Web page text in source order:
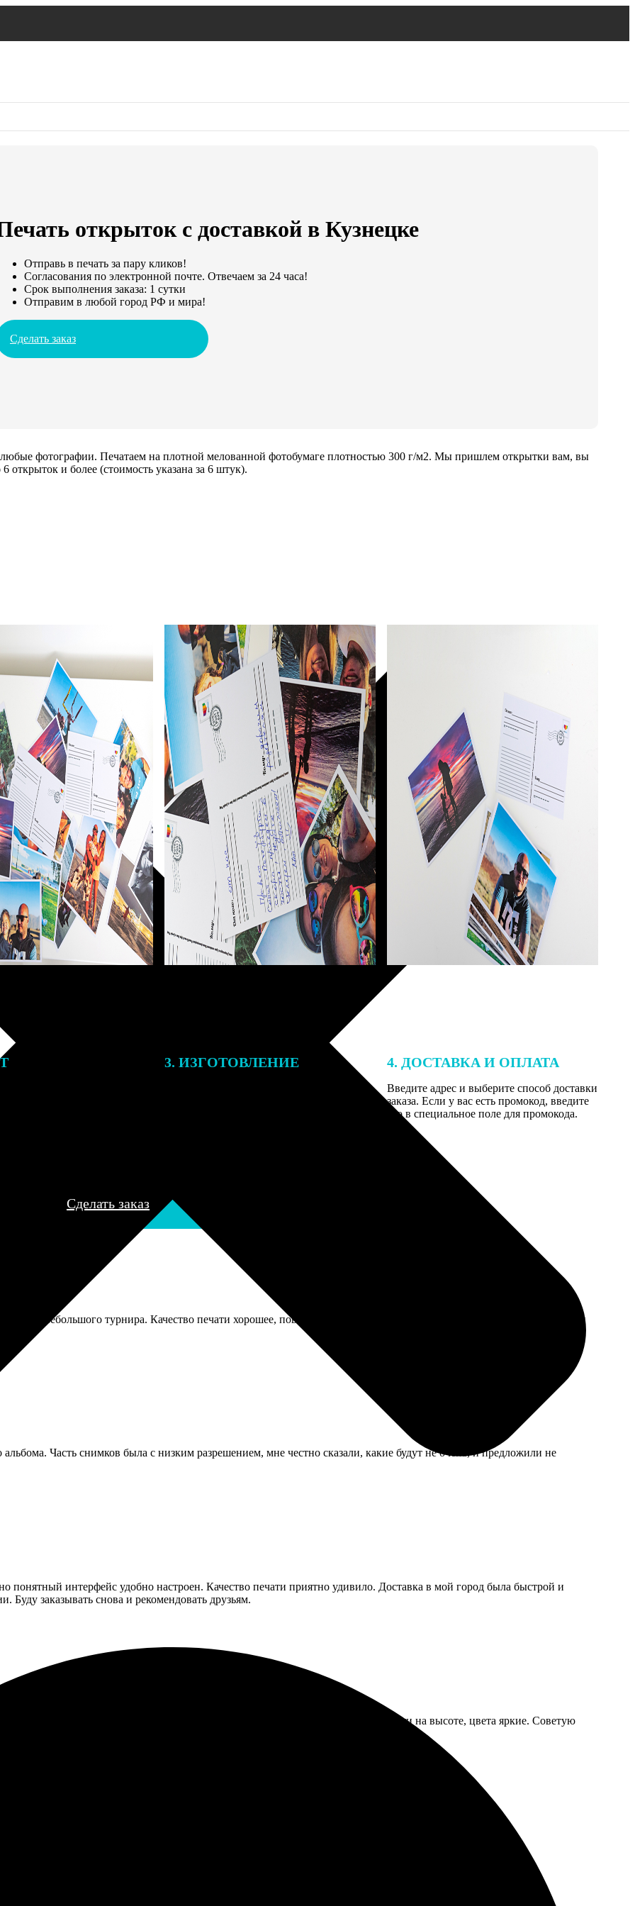
открыток с доставкой в Кузнецке
Отправь в печать за пару кликов!
Согласования по электронной почте. Отвечаем за 24 часа!
Срок выполнения заказа: 1 сутки
Отправим в любой город РФ и мира!
Сделать заказ
фотографии. Печатаем на плотной мелованной фотобумаге плотностью 300 г/м2. Мы пришлем открытки вам, вы
открыток и более (стоимость указана за 6 штук).
заказа к печати
могут связаться с Вами
телефону или email для
3. ИЗГОТОВЛЕНИЕ 4. ДОСТАВКА И ОПЛАТА
Введите адрес и выберите способ доставки
заказа. Если у вас есть промокод, введите
его в специальное поле для промокода.
Сделать заказ
для небольшого турнира. Качество печати хорошее, поверхность не скользит. Жаль, размеры нестандартные нельзя
альбома. Часть снимков была с низким разрешением, мне честно сказали, какие будут не очень, и предложили не
понятный интерфейс удобно настроен. Качество печати приятно удивило. Доставка в мой город была быстрой и
заказывать снова и рекомендовать друзьям.
осталась довольна. Процесс заказа простой, а доставка быстрая. Качество печати на высоте, цвета яркие. Советую
с доставкой, всё пришло в срок. Упаковка надежная, качество на высоте, буду заказывать снова!